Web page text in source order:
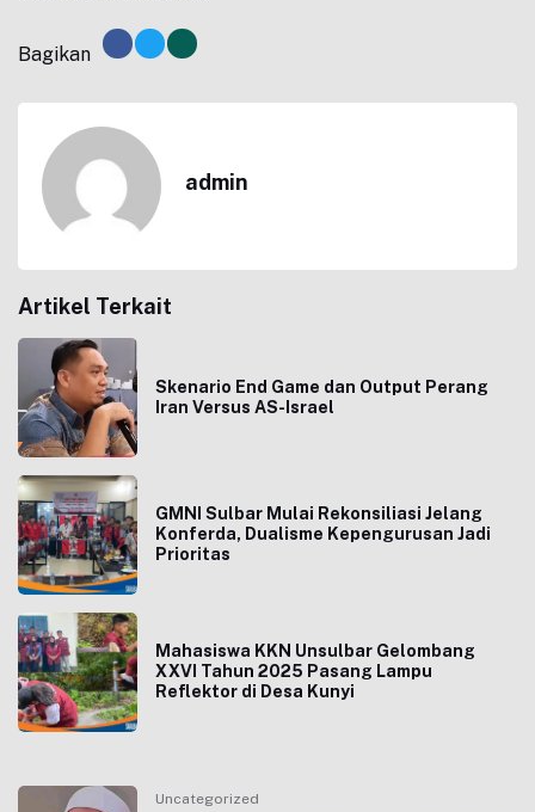
Bagikan
admin
Artikel Terkait
Skenario End Game dan Output Perang
Iran Versus AS-Israel
GMNI Sulbar Mulai Rekonsiliasi Jelang
Konferda, Dualisme Kepengurusan Jadi
Prioritas
Mahasiswa KKN Unsulbar Gelombang
XXVI Tahun 2025 Pasang Lampu
Reflektor di Desa Kunyi
Uncategorized